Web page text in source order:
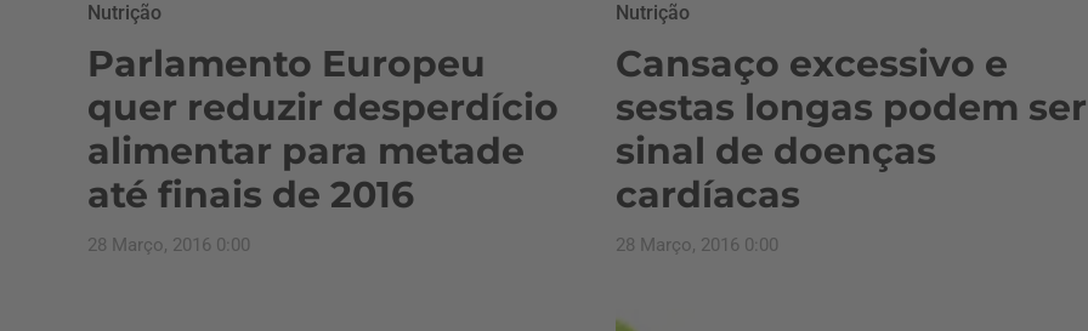
Nutrição
Parlamento Europeu
quer reduzir desperdício
alimentar para metade
até finais de 2016
28 Março, 2016 0:00
Nutrição
Cansaço excessivo e
sestas longas podem ser
sinal de doenças
cardíacas
28 Março, 2016 0:00